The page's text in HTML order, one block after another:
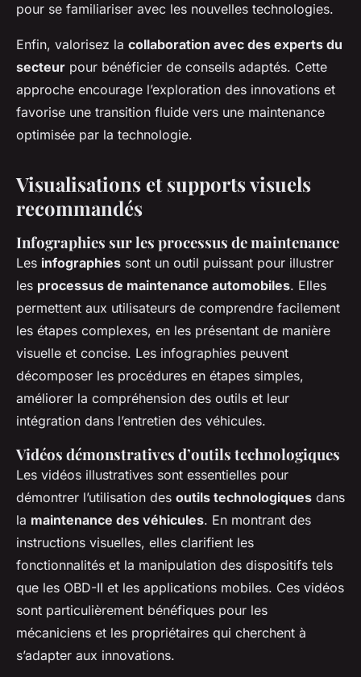
pour se familiariser avec les nouvelles technologies.
Enfin, valorisez la collaboration avec des experts du
secteur pour bénéficier de conseils adaptés. Cette
approche encourage l’exploration des innovations et
favorise une transition fluide vers une maintenance
optimisée par la technologie.
Visualisations et supports visuels
recommandés
Infographies sur les processus de maintenance
Les infographies sont un outil puissant pour illustrer
les processus de maintenance automobiles. Elles
permettent aux utilisateurs de comprendre facilement
les étapes complexes, en les présentant de manière
visuelle et concise. Les infographies peuvent
décomposer les procédures en étapes simples,
améliorer la compréhension des outils et leur
intégration dans l’entretien des véhicules.
Vidéos démonstratives d’outils technologiques
Les vidéos illustratives sont essentielles pour
démontrer l’utilisation des outils technologiques dans
la maintenance des véhicules. En montrant des
instructions visuelles, elles clarifient les
fonctionnalités et la manipulation des dispositifs tels
que les OBD-II et les applications mobiles. Ces vidéos
sont particulièrement bénéfiques pour les
mécaniciens et les propriétaires qui cherchent à
s’adapter aux innovations.